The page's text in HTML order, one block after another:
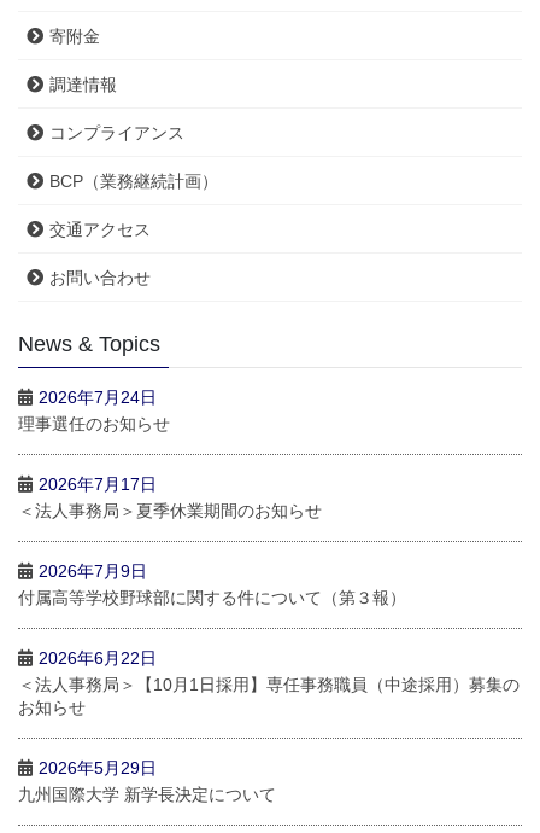
寄附金
調達情報
コンプライアンス
BCP（業務継続計画）
交通アクセス
お問い合わせ
News & Topics
2026年7月24日
理事選任のお知らせ
2026年7月17日
＜法人事務局＞夏季休業期間のお知らせ
2026年7月9日
付属高等学校野球部に関する件について（第３報）
2026年6月22日
＜法人事務局＞【10月1日採用】専任事務職員（中途採用）募集の
お知らせ
2026年5月29日
九州国際大学 新学長決定について